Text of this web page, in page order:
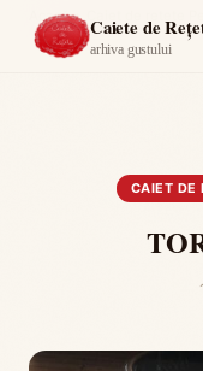
Caiete de
arhiva gustului
Acasă ›
CAIET DE